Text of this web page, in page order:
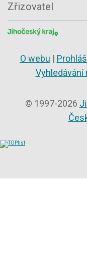
Zřizovatel
O webu |
Vyhledávání
© 1997-2026